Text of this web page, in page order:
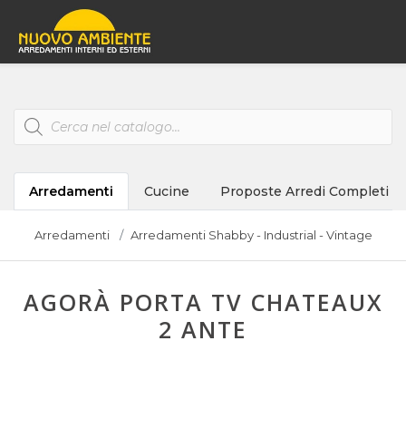
Products
search
Arredamenti Cucine Proposte Arredi Completi
Arredamenti Arredamenti Shabby - Industrial - Vintage
AGORÀ PORTA TV CHATEAUX
2 ANTE